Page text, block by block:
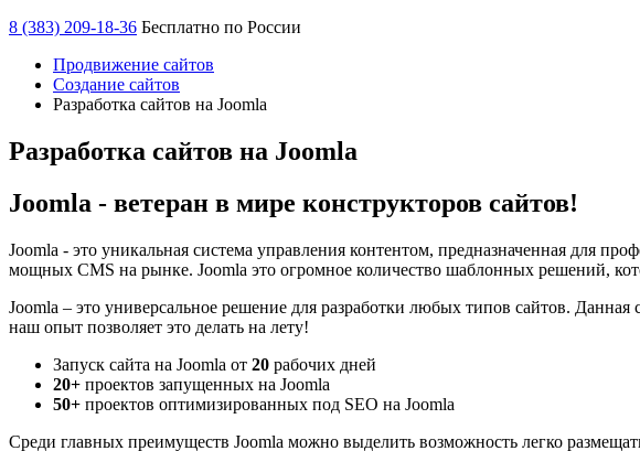
8 (383) 209-18-36 Бесплатно по России
Продвижение сайтов
Создание сайтов
Разработка сайтов на Joomla
Разработка сайтов на Joomla
Joomla - ветеран в мире конструкторов сайтов!
Joomla - это уникальная система управления контентом, предназначенная для
мощных CMS на рынке. Joomla это огромное количество шаблонных решений,
Joomla – это универсальное решение для разработки любых типов сайтов.
наш опыт позволяет это делать на лету!
Запуск сайта на Joomla от 20 рабочих дней
20+ проектов запущенных на Joomla
50+ проектов оптимизированных под SEO на Joomla
Среди главных преимуществ Joomla можно выделить возможность легко